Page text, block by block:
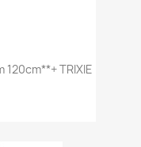
120cm**+ TRIXIE